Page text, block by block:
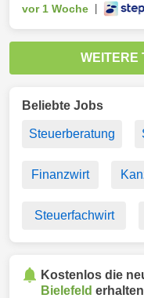
vor 1 Woche
WEITERE
Beliebte Jobs
Steuerberatung
Finanzwirt
Steuerfachwirt
Kostenlos die
Bielefeld